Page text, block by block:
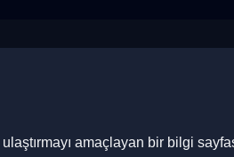
amaçlayan bir bilgi